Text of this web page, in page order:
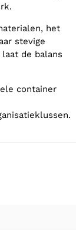
het
stevige
de balans
container